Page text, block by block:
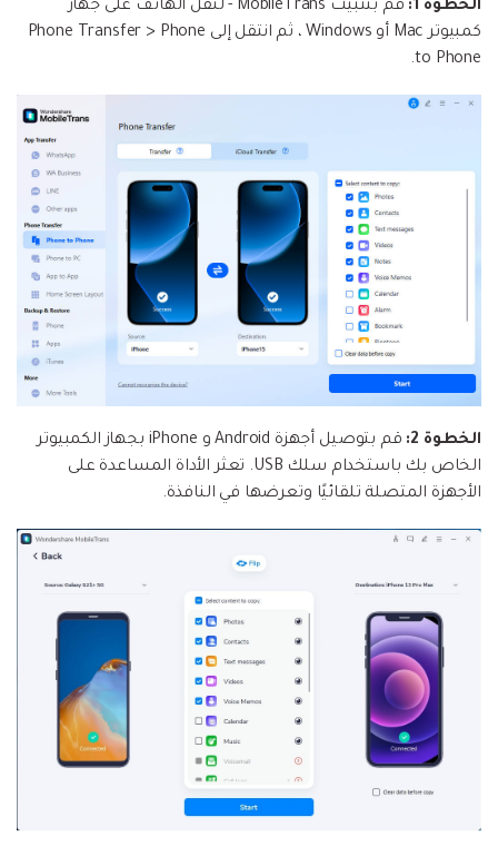
الخطوة 1:
قم بتثبيت MobileTrans - لنقل الهاتف على جهاز
كمبيوتر Mac أو Windows ، ثم انتقل إلى Phone Transfer > Phone
to Phone.
الخطوة 2:
قم بتوصيل أجهزة Android و iPhone بجهاز الكمبيوتر
الخاص بك باستخدام سلك USB. تعثر الأداة المساعدة على
الأجهزة المتصلة تلقائيًا وتعرضها في النافذة.